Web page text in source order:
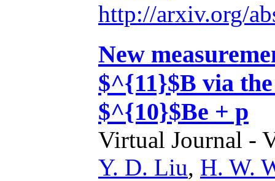
http://arxiv.org/
New
$^{11}$B via
$^{10}$Be + p
Virtual Journal -
Y. D. Liu, H. W.